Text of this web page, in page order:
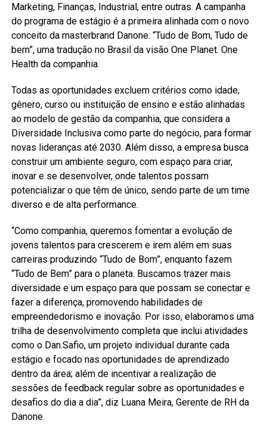
Marketing, Finanças, Industrial, entre outras. A campanha
do programa de estágio é a primeira alinhada com o novo
conceito da masterbrand Danone: “Tudo de Bom, Tudo de
bem”, uma tradução no Brasil da visão One Planet. One
Health da companhia.
Todas as oportunidades excluem critérios como idade,
gênero, curso ou instituição de ensino e estão alinhadas
ao modelo de gestão da companhia, que considera a
Diversidade Inclusiva como parte do negócio, para formar
novas lideranças até 2030. Além disso, a empresa busca
construir um ambiente seguro, com espaço para criar,
inovar e se desenvolver, onde talentos possam
potencializar o que têm de único, sendo parte de um time
diverso e de alta performance.
“Como companhia, queremos fomentar a evolução de
jovens talentos para crescerem e irem além em suas
carreiras produzindo “Tudo de Bom”, enquanto fazem
“Tudo de Bem” para o planeta. Buscamos trazer mais
diversidade e um espaço para que possam se conectar e
fazer a diferença, promovendo habilidades de
empreendedorismo e inovação. Por isso, elaboramos uma
trilha de desenvolvimento completa que inclui atividades
como o Dan.Safio, um projeto individual durante cada
estágio e focado nas oportunidades de aprendizado
dentro da área; além de incentivar a realização de
sessões de feedback regular sobre as oportunidades e
desafios do dia a dia”, diz Luana Meira, Gerente de RH da
Danone.